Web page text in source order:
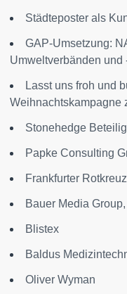
Städteposter als
GAP-Umsetzung:
Umweltverbänden und
Lasst uns froh und
Weihnachtskampagne
Stonehedge
Papke Consulting
Frankfurter
Bauer Media
Blistex
Baldus
Oliver Wyman